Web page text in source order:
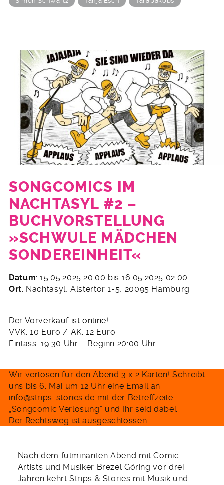
SONGCOMICS IM
NACHTASYL #2 –
BUCHVORSTELLUNG
»SCHWULE MÄDCHEN
SONDEREINHEIT«
18.
April
Datum: 15.05.2025 20:00 bis 16.05.2025 02:00
Ort: Nachtasyl, Alstertor 1-5, 20095 Hamburg
Der Vorverkauf ist online!
VVK: 10 Euro / AK: 12 Euro
Einlass: 19:30 Uhr – Beginn 20:00 Uhr
Wir verlosen für den Abend 3 x 2 Karten! Schreibt
uns bis 6. Mai um 12 Uhr eine Email an
info@strips-stories.de mit der Betreffzeile
„Songcomic Verlosung“ und Ihr seid dabei.
Der Rechtsweg ist ausgeschlossen.
Nach dem fulminanten Abend mit Comic-
Artists und Musiker Brezel Göring vor drei
Jahren kehrt Strips & Stories mit Musik und